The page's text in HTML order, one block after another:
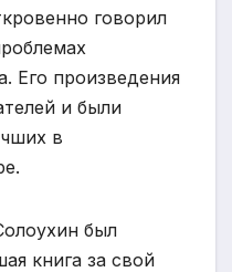
говорил
Его произведения
и были
в
был
книга за свой